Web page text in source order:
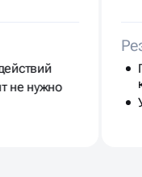
не нужно